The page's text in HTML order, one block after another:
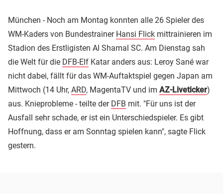
München - Noch am Montag konnten alle 26 Spieler des
WM-Kaders von Bundestrainer Hansi Flick mittrainieren im
Stadion des Erstligisten Al Shamal SC. Am Dienstag sah
die Welt für die DFB-Elf Katar anders aus: Leroy Sané war
nicht dabei, fällt für das WM-Auftaktspiel gegen Japan am
Mittwoch (14 Uhr, ARD, MagentaTV und im AZ-Liveticker)
aus. Knieprobleme - teilte der DFB mit. "Für uns ist der
Ausfall sehr schade, er ist ein Unterschiedspieler. Es gibt
Hoffnung, dass er am Sonntag spielen kann", sagte Flick
gestern.